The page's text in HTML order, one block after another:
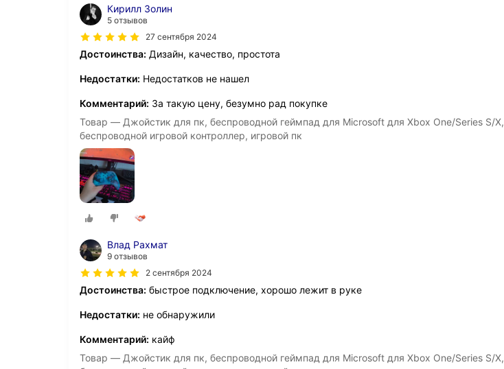
Кирилл Золин
5 отзывов
27 сентября 2024
Достоинства: Дизайн, качество, простота
Недостатки: Недостатков не нашел
Комментарий: За такую цену, безумно рад покупке
Товар — Джойстик для пк, беспроводной геймпад для Microsoft для Xbox One/Series S/X,
беспроводной игровой контроллер, игровой пк
Влад Рахмат
9 отзывов
2 сентября 2024
Достоинства: быстрое подключение, хорошо лежит в руке
Недостатки: не обнаружили
Комментарий: кайф
Товар — Джойстик для пк, беспроводной геймпад для Microsoft для Xbox One/Series S/X,